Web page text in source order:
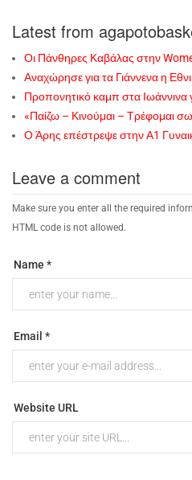
Latest from
Οι Πάνθηρες Καβάλας στην
Αναχώρησε για τα Γιάννενα η
Προπονητικό καμπ στα Ιωάννινα
«Παίζω – Κινούμαι – Τρέφομαι
Ο Άρης επέστρεψε στην Α1
Leave a comment
Make sure you enter all the required
HTML code is not allowed.
Name *
Email *
Website URL